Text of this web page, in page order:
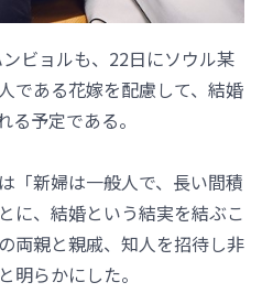
ビョルも、22日にソウル某
である花嫁を配慮して、結婚
予定である。
「新婦は一般人で、長い間積
に、結婚という結実を結ぶこ
両親と親戚、知人を招待し非
明らかにした。